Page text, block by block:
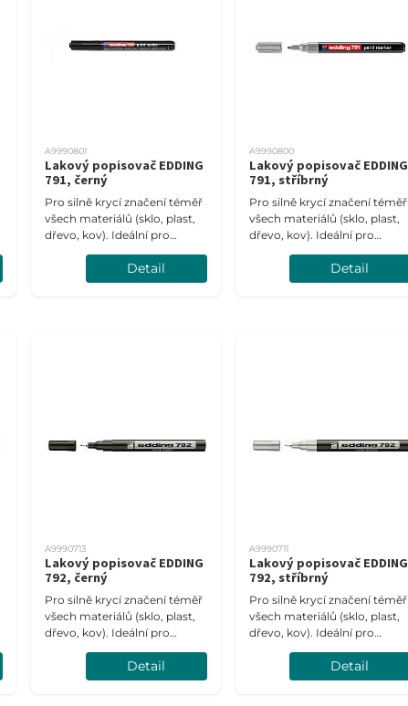
A9990801
Lakový popisovač EDDING
791, černý
Pro silně krycí značení téměř
všech materiálů (sklo, plast,
dřevo, kov). Ideální pro
tmavé a průsvitné materiály.
Šíře stopy 1-2 mm.Detail
A9990800
Lakový popisovač EDDING
791, stříbrný
Pro silně krycí značení téměř
všech materiálů (sklo, plast,
dřevo, kov). Ideální pro
tmavé a průsvitné materiály.
Šíře stopy 1-2 mm.Detail
A9990713
Lakový popisovač EDDING
792, černý
Pro silně krycí značení téměř
všech materiálů (sklo, plast,
dřevo, kov). Ideální pro
tmavé a průsvitné materiály.
Šíře stopy 0,8 mm.
Detail
A9990711
Lakový popisovač EDDING
792, stříbrný
Pro silně krycí značení téměř
všech materiálů (sklo, plast,
dřevo, kov). Ideální pro
tmavé a průsvitné materiály.
Šíře stopy 0,8 mm.
Detail